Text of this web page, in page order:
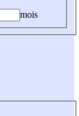
mois